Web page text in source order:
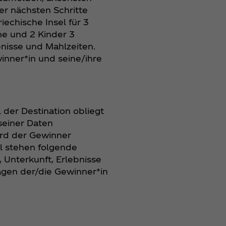
nächsten Schritte
Insel für 3
und 2 Kinder 3
und Mahlzeiten.
und seine/ihre
der Destination obliegt
Daten
der Gewinner
stehen folgende
Erlebnisse
der/die Gewinner*in